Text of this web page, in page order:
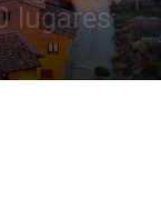
lugares